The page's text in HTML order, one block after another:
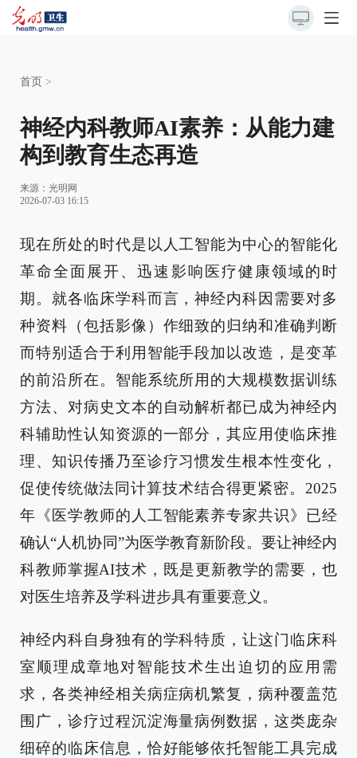
首页 >
神经内科教师AI素养：从能力建
构到教育生态再造
来源： 光明网
2026-07-03 16:15
现在所处的时代是以人工智能为中心的智能化
革命全面展开、迅速影响医疗健康领域的时
期。就各临床学科而言，神经内科因需要对多
种资料（包括影像）作细致的归纳和准确判断
而特别适合于利用智能手段加以改造，是变革
的前沿所在。智能系统所用的大规模数据训练
方法、对病史文本的自动解析都已成为神经内
科辅助性认知资源的一部分，其应用使临床推
理、知识传播乃至诊疗习惯发生根本性变化，
促使传统做法同计算技术结合得更紧密。2025
年《医学教师的人工智能素养专家共识》已经
确认“人机协同”为医学教育新阶段。要让神经内
科教师掌握AI技术，既是更新教学的需要，也
对医生培养及学科进步具有重要意义。
神经内科自身独有的学科特质，让这门临床科
室顺理成章地对智能技术生出迫切的应用需
求，各类神经相关病症病机繁复，病种覆盖范
围广，诊疗过程沉淀海量病例数据，这类庞杂
细碎的临床信息，恰好能够依托智能工具完成